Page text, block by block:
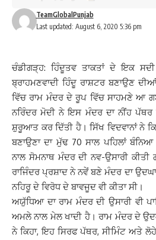
Last updated: August 6, 2020 5:36 pm
TeamGlobalPunjab
ਚੰਡੀਗੜ੍ਹ: ਹਿੰਦੂਤਵ ਤਾਕਤਾਂ ਦੇ ਇਕ
ਬ੍ਰਾਹਮਣਵਾਦੀ ਹਿੰਦੂ ਰਾਸ਼ਟਰ ਬਣਾਉਣ
ਵਿੱਚ ਰਾਮ ਮੰਦਰ ਦੇ ਰੂਪ ਵਿੱਚ ਸਾਹਮਣੇ ਆ
ਨਰਿੰਦਰ ਮੋਦੀ ਨੇ ਇਸ ਮੰਦਰ ਦਾ ਨੀਂਹ ਪੱਥਰ
ਸ਼ੁਰੂਆਤ ਕਰ ਦਿੱਤੀ ਹੈ। ਸਿੱਖ ਵਿਦਵਾਨਾਂ ਨੇ
ਬਣਾਉਣਾ ਦਾ ਮੁੱਢ 70 ਸਾਲ ਪਹਿਲਾਂ
ਨਾਲ ਸੋਮਨਾਥ ਮੰਦਰ ਦੀ ਨਵ-ਉਸਾਰੀ
ਰਾਜਿੰਦਰ ਪ੍ਰਸ਼ਾਦ ਨੇ ਨਵੇਂ ਬਣੇ ਮੰਦਰ ਦਾ
ਨਹਿਰੂ ਦੇ ਵਿਰੋਧ ਦੇ ਬਾਵਜੂਦ ਵੀ ਕੀਤਾ ਸੀ।
ਅਯੁੱਧਿਆ ਦਾ ਰਾਮ ਮੰਦਰ ਦੀ ਉਸਾਰੀ ਵੀ
ਅਮਲੇ ਨਾਲ ਮੇਲ ਖਾਦੀ ਹੈ। ਰਾਮ ਮੰਦਰ ਦੇ
ਨੇ ਕਿਹਾ, ਇਹ ਸਿਰਫ ਪੱਥਰ, ਸੀਮਿੰਟ ਅਤੇ